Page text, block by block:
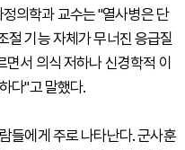
의학과 교수는 "열사병은 단
절 기능 자체가 무너진 응급질
서 의식 저하나 신경학적 이
다"고 말했다.
들에게 주로 나타난다. 군사훈